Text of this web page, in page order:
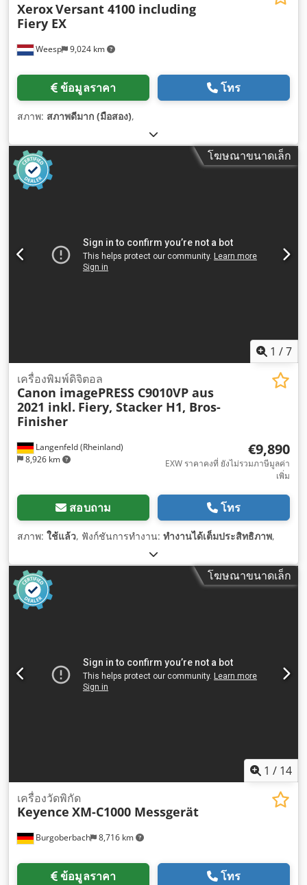
Weesp 9,024 km
XeroxVersant 4100 including
Fiery EX
ข้อมูลราคา โทร
สภาพ: สภาพดีมาก (มือสอง),
โฆษณาขนาดเล็ก
1 /7
Langenfeld (Rheinland)
8,926 km
เครื่องพิมพ์ดิจิตอล
Canon imagePRESS C9010VP aus
2021 inkl. Fiery, Stacker H1, Bros-
Finisher
€9,890
EXW ราคาคงที่ ยังไม่รวมภาษีมูลค่า
เพิ่ม
สอบถาม โทร
สภาพ: ใช้แล้ว, ฟังก์ชันการทำงาน: ทำงานได้เต็มประสิทธิภาพ,
โฆษณาขนาดเล็ก
1 / 14
Burgoberbach 8,716 km
เครื่องวัดพิกัด
Keyence XM-C1000 Messgerät
ข้อมูลราคา โทร